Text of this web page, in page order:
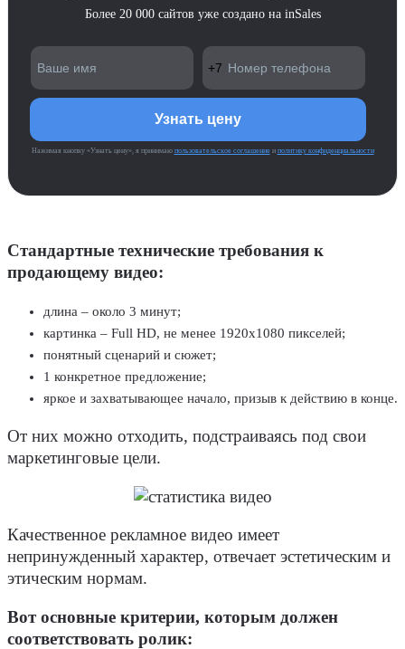
Более 20 000 сайтов уже создано на inSales
Нажимая кнопку «Узнать цену», я принимаю пользовательское соглашениеи политику конфиденциальности
Стандартные технические требования к
продающему видео:
длина – около 3 минут;
картинка – Full HD, не менее 1920х1080 пикселей;
понятный сценарий и сюжет;
1 конкретное предложение;
яркое и захватывающее начало, призыв к действию в конце.
От них можно отходить, подстраиваясь под свои
маркетинговые цели.
Качественное рекламное видео имеет
непринужденный характер, отвечает эстетическим и
этическим нормам.
Вот основные критерии, которым должен
соответствовать ролик: